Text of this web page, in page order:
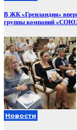
В ЖК «Гренландия»
группы компаний
Новости